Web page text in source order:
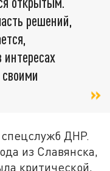
решений,
интересах
ДНР.
из Славянска,
критической,